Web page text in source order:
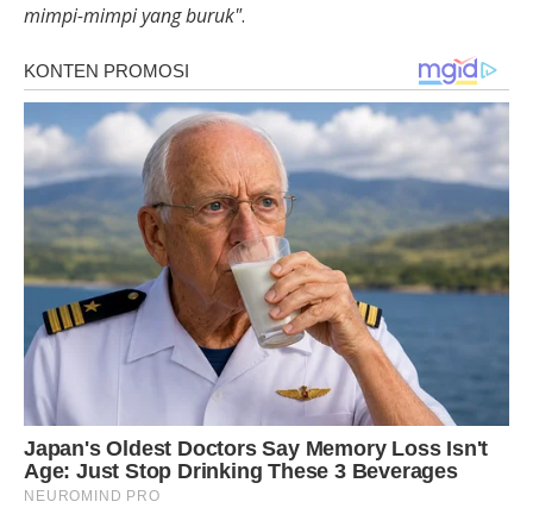
mimpi-mimpi yang buruk".